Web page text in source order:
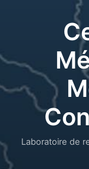
Laboratoire de